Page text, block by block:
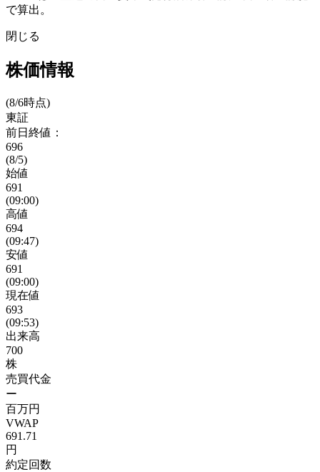
で算出。
閉じる
株価情報
(8/6時点)
東証
前日終値：
696
(8/5)
始値
691
(09:00)
高値
694
(09:47)
安値
691
(09:00)
現在値
693
(09:53)
出来高
700
株
売買代金
ー
百万円
VWAP
691.71
円
約定回数